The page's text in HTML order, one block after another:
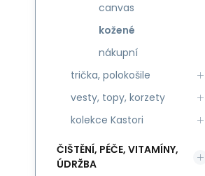
canvas
kožené
nákupní
trička, polokošile
vesty, topy, korzety
kolekce Kastori
ČIŠTĚNÍ, PÉČE, VITAMÍNY,
ÚDRŽBA